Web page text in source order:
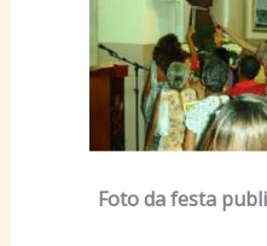
Foto da festa